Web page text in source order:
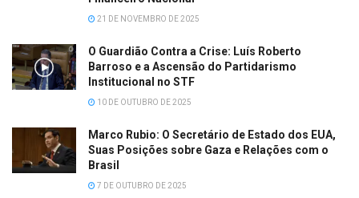
21 DE NOVEMBRO DE 2025
O Guardião Contra a Crise: Luís Roberto
Barroso e a Ascensão do Partidarismo
Institucional no STF
10 DE OUTUBRO DE 2025
Marco Rubio: O Secretário de Estado dos EUA,
Suas Posições sobre Gaza e Relações com o
Brasil
7 DE OUTUBRO DE 2025